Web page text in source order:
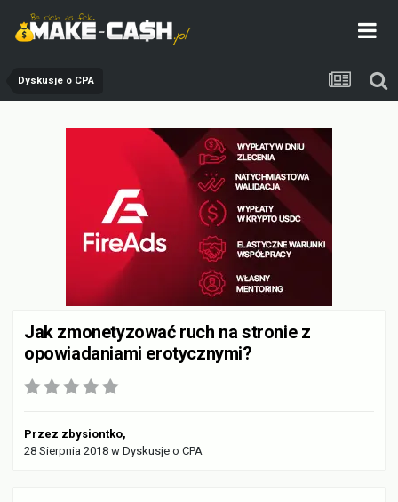
Dyskusje o CPA
Jak zmonetyzować ruch na stronie z
opowiadaniami erotycznymi?
Przez zbysiontko,
28 Sierpnia 2018 w Dyskusje o CPA